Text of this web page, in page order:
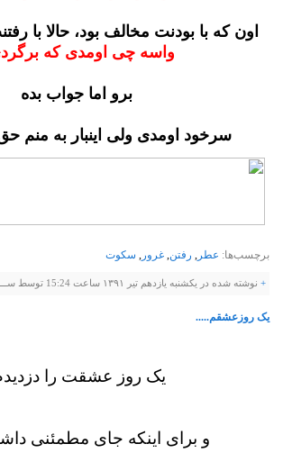
اون که با بودنت مخالف بود، حالا با
واسه چی اومدی که
برو اما جواب بده
سرخود اومدی ولی اینبار به منم
برچسب‌ها: عطر رفتن غرور سکوت
+ نوشته شده در یکشنبه یازدهم تیر ۱۳۹۱ ساعت 15:24 توسط ســـروش |
یک روزعشقم.....
یک روز عشقت را
و برای اینكه جای مطمئنی